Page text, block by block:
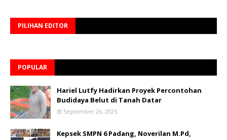
PILIHAN EDITOR
POPULAR
Hariel Lutfy Hadirkan Proyek Percontohan
Budidaya Belut di Tanah Datar
September 26, 2025
Kepsek SMPN 6 Padang, Noverilan M.Pd,